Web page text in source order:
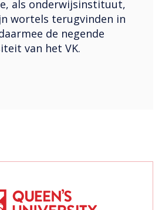
als onderwijsinstituut,
wortels terugvinden in
de negende
van het VK.